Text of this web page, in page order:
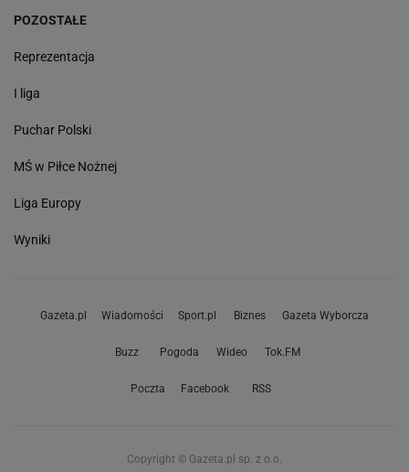
POZOSTAŁE
Reprezentacja
I liga
Puchar Polski
MŚ w Piłce Nożnej
Liga Europy
Wyniki
Gazeta.pl Wiadomości Sport.pl Biznes Gazeta Wyborcza
Buzz Pogoda Wideo Tok.FM
Poczta Facebook RSS
Copyright © Gazeta.pl sp. z o.o.